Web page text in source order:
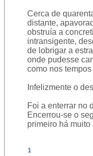
Cerca de
distante,
obstruía a
intransigente,
de lobrigar a
onde pudesse
como nos
Infelizmente o
Foi a enterrar no
Encerrou-se o
primeiro há
1